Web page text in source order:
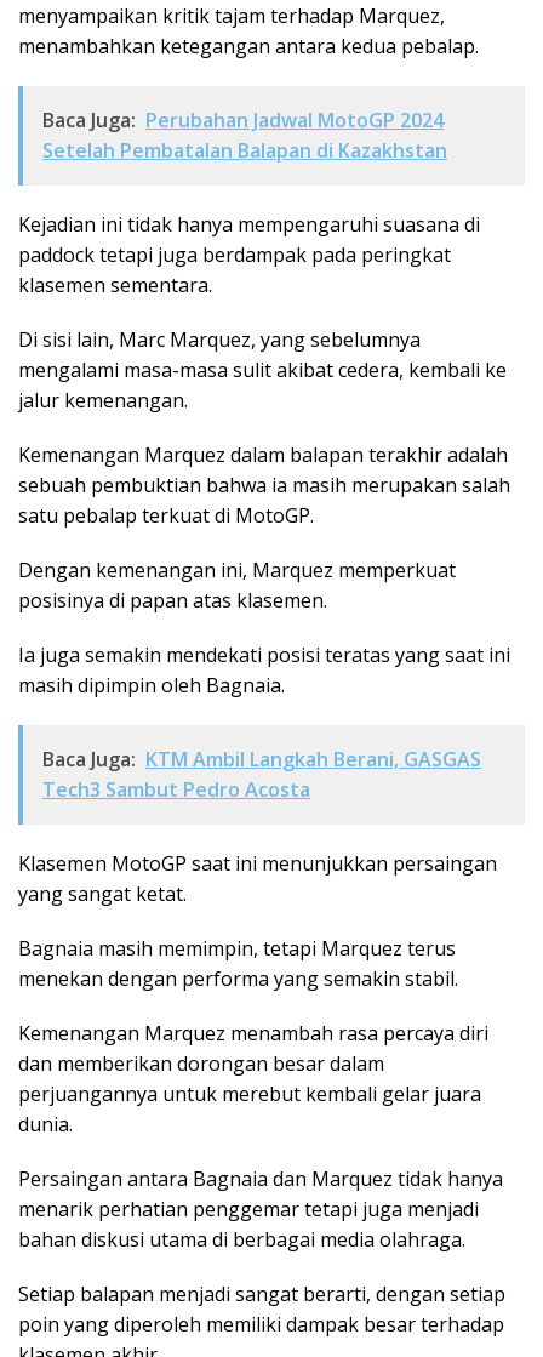
menyampaikan kritik tajam terhadap Marquez,
menambahkan ketegangan antara kedua pebalap.
Baca Juga: Perubahan Jadwal MotoGP 2024
Setelah Pembatalan Balapan di Kazakhstan
Kejadian ini tidak hanya mempengaruhi suasana di
paddock tetapi juga berdampak pada peringkat
klasemen sementara.
Di sisi lain, Marc Marquez, yang sebelumnya
mengalami masa-masa sulit akibat cedera, kembali ke
jalur kemenangan.
Kemenangan Marquez dalam balapan terakhir adalah
sebuah pembuktian bahwa ia masih merupakan salah
satu pebalap terkuat di MotoGP.
Dengan kemenangan ini, Marquez memperkuat
posisinya di papan atas klasemen.
Ia juga semakin mendekati posisi teratas yang saat ini
masih dipimpin oleh Bagnaia.
Baca Juga: KTM Ambil Langkah Berani, GASGAS
Tech3 Sambut Pedro Acosta
Klasemen MotoGP saat ini menunjukkan persaingan
yang sangat ketat.
Bagnaia masih memimpin, tetapi Marquez terus
menekan dengan performa yang semakin stabil.
Kemenangan Marquez menambah rasa percaya diri
dan memberikan dorongan besar dalam
perjuangannya untuk merebut kembali gelar juara
dunia.
Persaingan antara Bagnaia dan Marquez tidak hanya
menarik perhatian penggemar tetapi juga menjadi
bahan diskusi utama di berbagai media olahraga.
Setiap balapan menjadi sangat berarti, dengan setiap
poin yang diperoleh memiliki dampak besar terhadap